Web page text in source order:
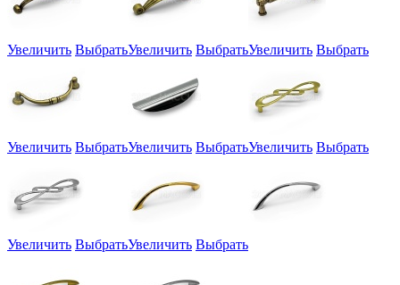
Увеличить ВыбратьУвеличить ВыбратьУвеличить Выбрать
Увеличить ВыбратьУвеличить ВыбратьУвеличить Выбрать
Увеличить ВыбратьУвеличить Выбрать